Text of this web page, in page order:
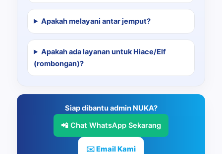
Apakah melayani antar jemput?
Apakah ada layanan untuk Hiace/Elf
(rombongan)?
Siap dibantu admin NUKA?
📲 Chat WhatsApp Sekarang
✉️ Email Kami